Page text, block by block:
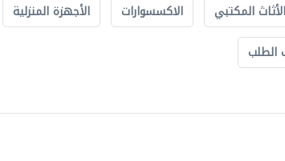
الأثاث المكتبي الاكسسوارات الأجهزة المنزلية
الطلب